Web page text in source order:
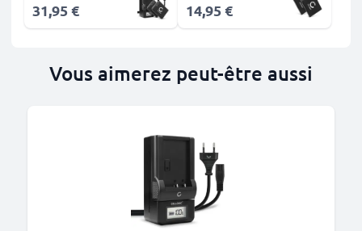
31,95 € 14,95 €
Vous aimerez peut-être aussi